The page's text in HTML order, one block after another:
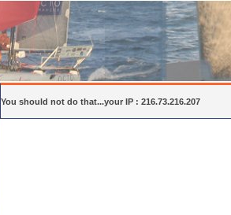
You should not do that...your IP : 216.73.216.207